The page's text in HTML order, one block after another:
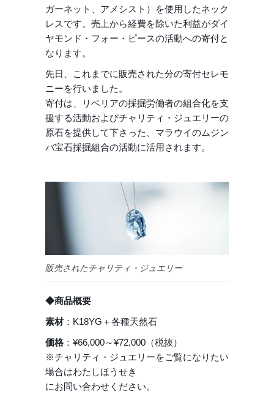
ガーネット、アメシスト）を使用したネック
レスです。売上から経費を除いた利益がダイ
ヤモンド・フォー・ピースの活動への寄付と
なります。
先日、これまでに販売された分の寄付セレモ
ニーを行いました。
寄付は、リベリアの採掘労働者の組合化を支
援する活動およびチャリティ・ジュエリーの
原石を提供して下さった、マラウイのムジン
バ宝石採掘組合の活動に活用されます。
販売されたチャリティ・ジュエリー
◆商品概要
素材：K18YG＋各種天然石
価格：¥66,000～¥72,000（税抜）
※チャリティ・ジュエリーをご覧になりたい
場合はわたしほうせき
にお問い合わせください。